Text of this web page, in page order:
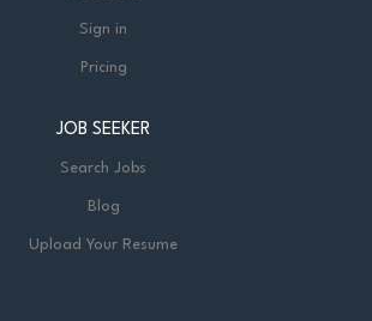
Sign in
Pricing
JOB SEEKER
Search Jobs
Blog
Upload Your Resume